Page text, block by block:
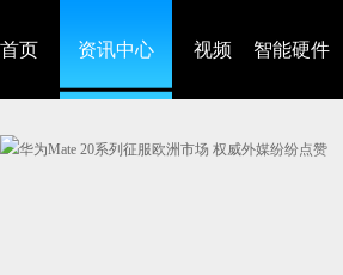
首页 资讯中心 视频 智能硬件